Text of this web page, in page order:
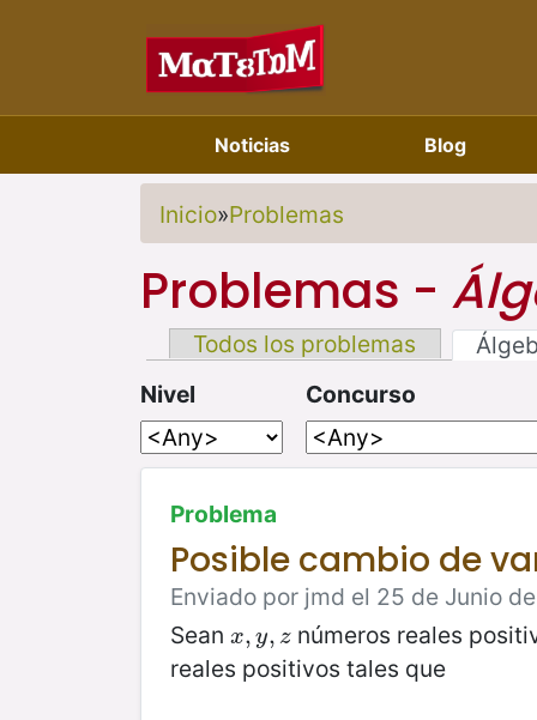
Noticias Blog
Inicio»Problemas
Problemas -
Todos los problemas
Nivel
Concurso
Problema
Posible cambio de
Enviado por jmd el 25 de Junio
Sean x, y, z
x,y,z números reales
reales positivos tales que